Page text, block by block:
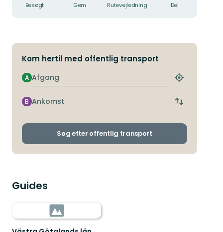
Besøgt Gem Rutevejledning Del
Kom hertil med offentlig transport
Afgang
A
Find
nærmeste
stoppested
Ankomst
B
Skift
og
Søg efter offentlig transport
Guides